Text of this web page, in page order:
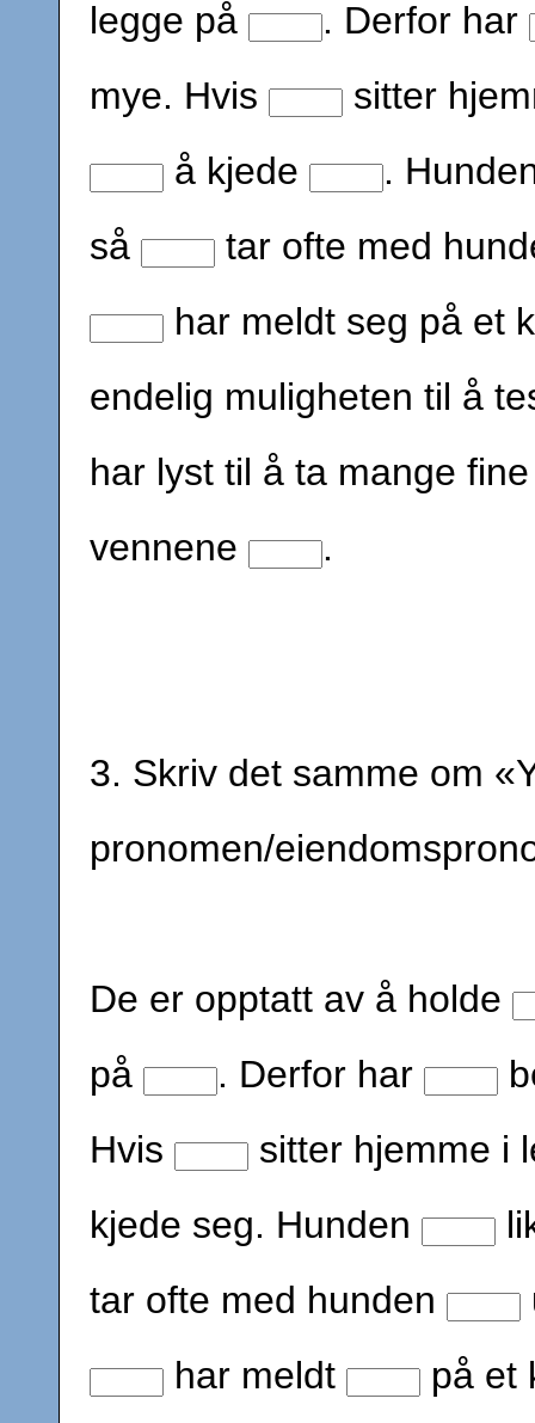
legge på
. Derfor har
mye. Hvis
sitter
å kjede
.
så
tar ofte med
har meldt seg på et
endelig muligheten til å
har lyst til å ta mange
vennene
.
3. Skriv det samme om
pronomen/
De er opptatt av å holde
på
. Derfor har
Hvis
sitter hjemme i
kjede seg. Hunden
tar ofte med hunden
har meldt
på et